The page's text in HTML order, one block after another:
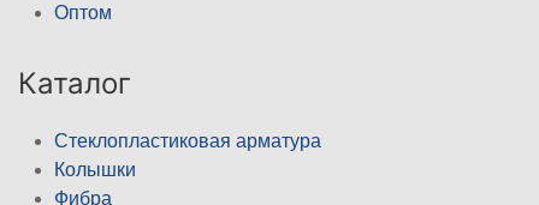
Оптом
Каталог
Стеклопластиковая арматура
Колышки
Фибра